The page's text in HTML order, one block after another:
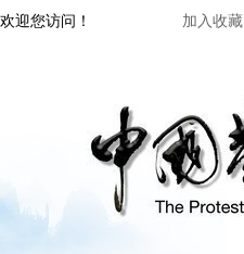
欢迎您访问！ 加入收藏